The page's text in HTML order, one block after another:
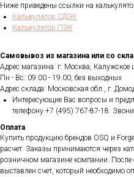
Ниже приведены ссылки на
Калькулятор СДЭК
Калькулятор ПЭК
Самовывоз из магазина или со
Адрес магазина: г. Москва,
Пн - Вс: 09.00 - 19.00, без выходных
Адрес склада: Московская обл., г.
Интересующие Вас вопросы и
телефону +7 (495) 767-87-18.
Оплата
Купить продукцию брендов OSQ и
расчет. Заказы принимаются через
розничном магазине компании.
выставлен счет, который необходимо